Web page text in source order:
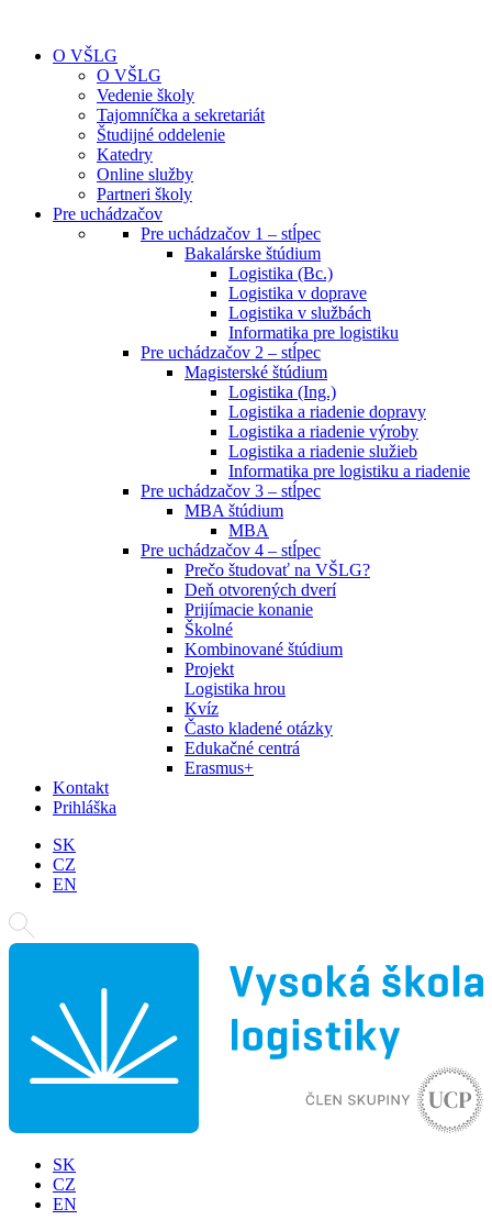
O VŠLG
O VŠLG
Vedenie školy
Tajomníčka a sekretariát
Študijné oddelenie
Katedry
Online služby
Partneri školy
Pre uchádzačov
Pre uchádzačov 1 – stĺpec
Bakalárske štúdium
Logistika (Bc.)
Logistika v doprave
Logistika v službách
Informatika pre logistiku
Pre uchádzačov 2 – stĺpec
Magisterské štúdium
Logistika (Ing.)
Logistika a riadenie dopravy
Logistika a riadenie výroby
Logistika a riadenie služieb
Informatika pre logistiku a riadenie
Pre uchádzačov 3 – stĺpec
MBA štúdium
MBA
Pre uchádzačov 4 – stĺpec
Prečo študovať na VŠLG?
Deň otvorených dverí
Prijímacie konanie
Školné
Kombinované štúdium
Projekt
Logistika hrou
Kvíz
Často kladené otázky
Edukačné centrá
Erasmus+
Kontakt
Prihláška
SK
CZ
EN
SK
CZ
EN